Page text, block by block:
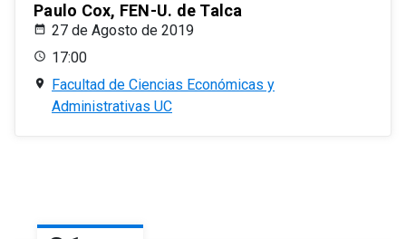
Paulo Cox, FEN-U. de Talca
27 de Agosto de 2019
17:00
Facultad de Ciencias Económicas y
Administrativas UC